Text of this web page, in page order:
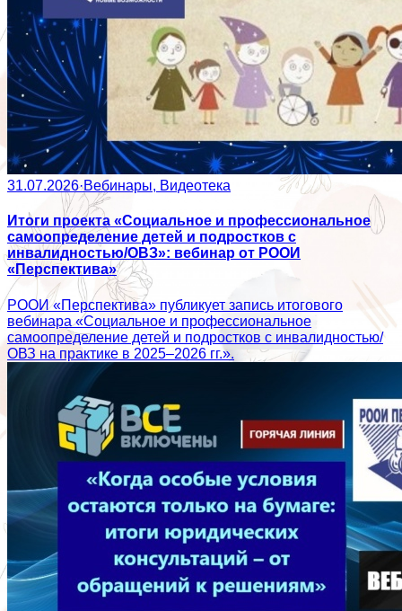
31.07.2026·Вебинары, Видеотека
Итоги проекта «Социальное и профессиональное
самоопределение детей и подростков с
инвалидностью/ОВЗ»: вебинар от РООИ
«Перспектива»
РООИ «Перспектива» публикует запись итогового
вебинара «Социальное и профессиональное
самоопределение детей и подростков с инвалидностью/
ОВЗ на практике в 2025–2026 гг.».